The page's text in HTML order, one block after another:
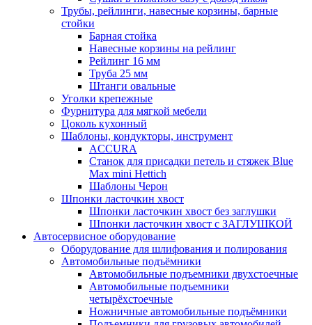
Трубы, рейлинги, навесные корзины, барные
стойки
Барная стойка
Навесные корзины на рейлинг
Рейлинг 16 мм
Труба 25 мм
Штанги овальные
Уголки крепежные
Фурнитура для мягкой мебели
Цоколь кухонный
Шаблоны, кондукторы, инструмент
ACCURA
Станок для присадки петель и стяжек Blue
Max mini Hettich
Шаблоны Черон
Шпонки ласточкин хвост
Шпонки ласточкин хвост без заглушки
Шпонки ласточкин хвост с ЗАГЛУШКОЙ
Автосервисное оборудование
Оборудование для шлифования и полирования
Автомобильные подъёмники
Автомобильные подъемники двухстоечные
Автомобильные подъемники
четырёхстоечные
Ножничные автомобильные подъёмники